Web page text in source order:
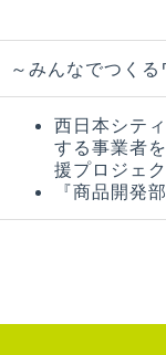
～みんなでつくる
西日本シテ
する事業者
援プロジェク
『商品開発